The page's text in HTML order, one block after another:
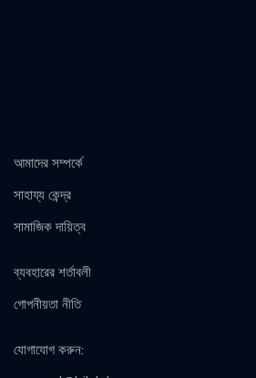
আমাদের সম্পর্কে
সাহায্য কেন্দ্র
সামাজিক দায়িত্ব
ব্যবহারের শর্তাবলী
গোপনীয়তা নীতি
যোগাযোগ করুন: